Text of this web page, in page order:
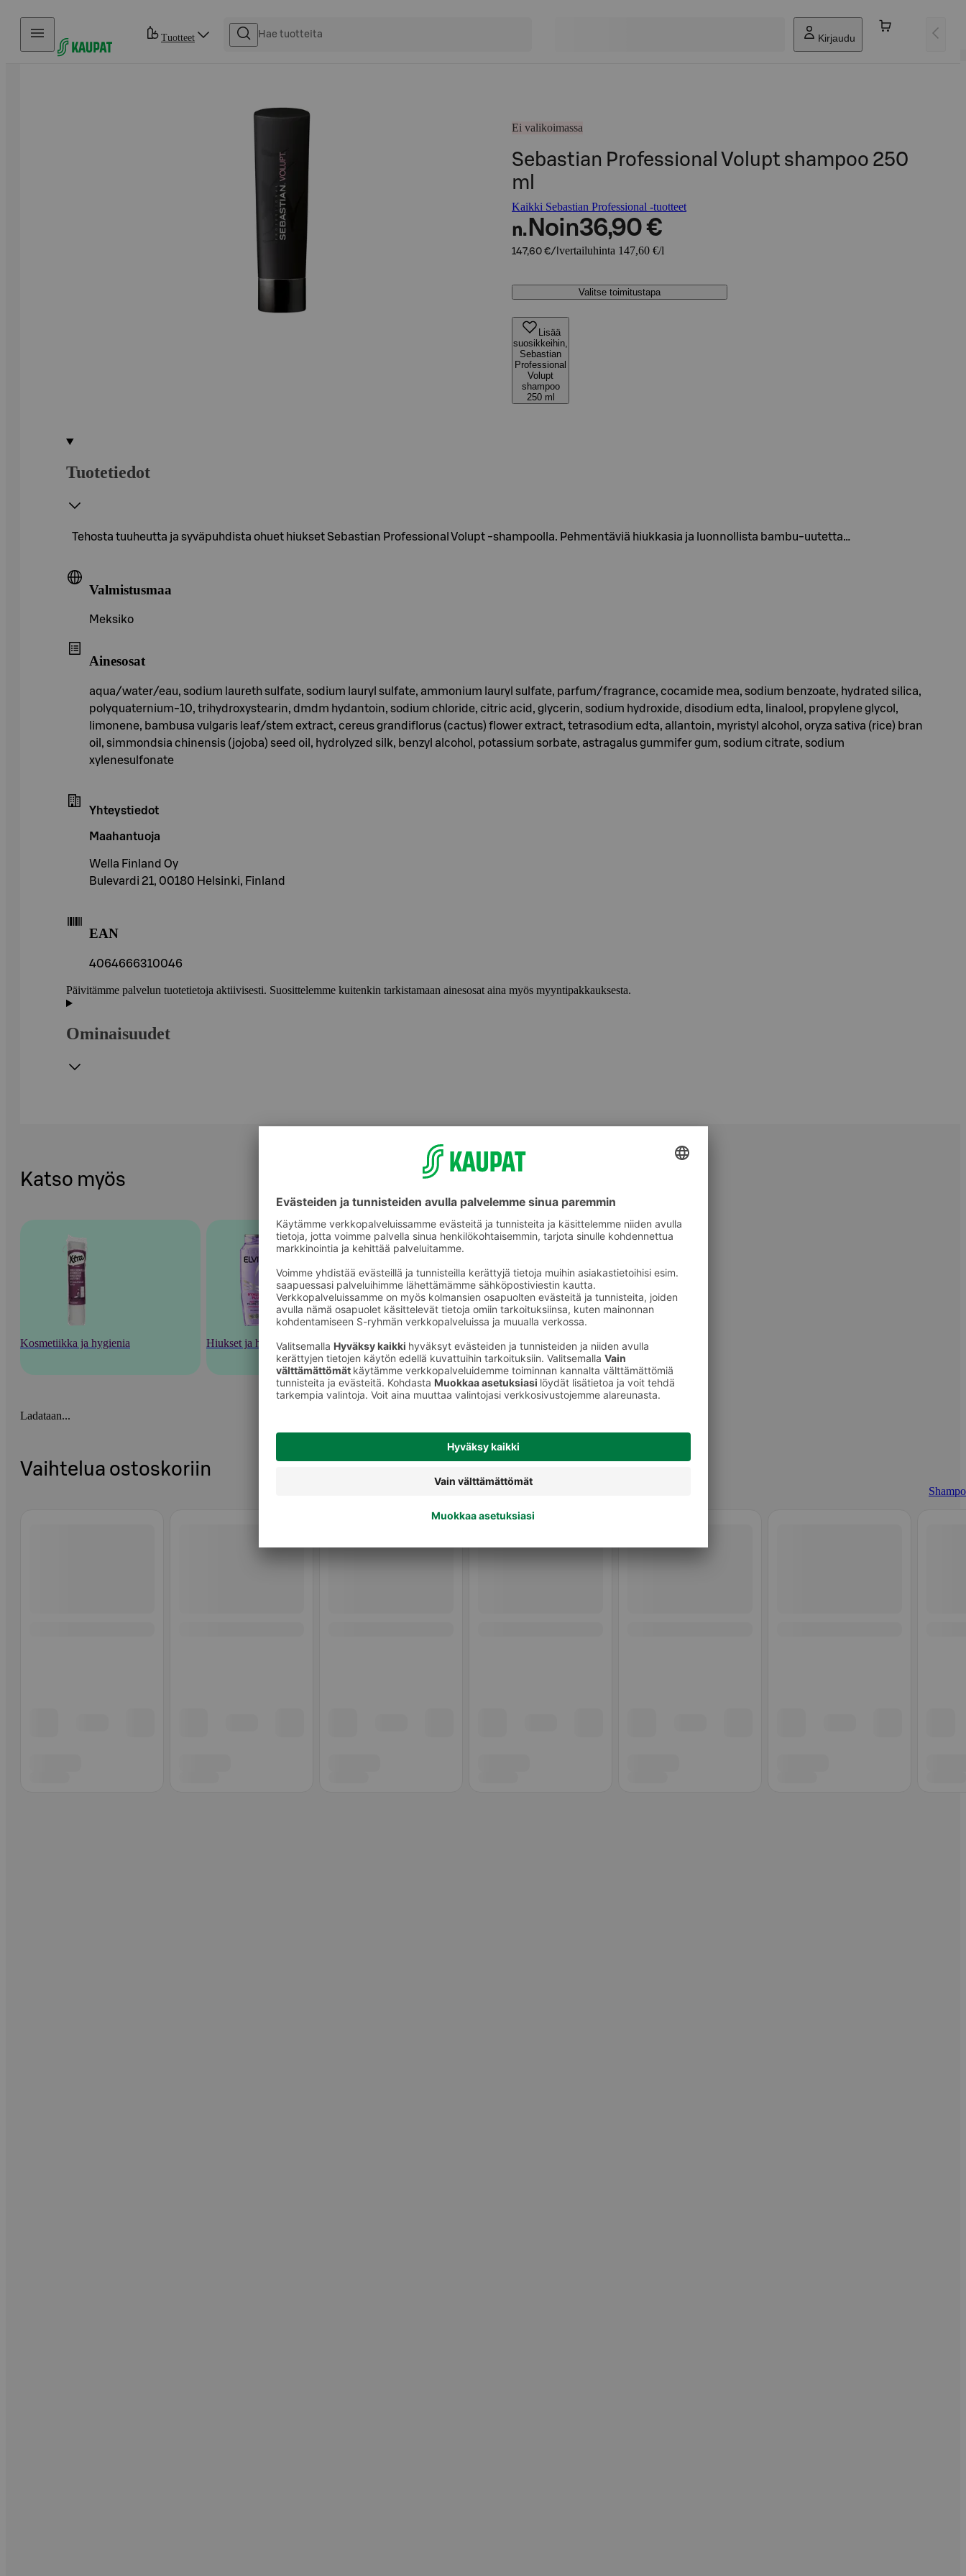
Hyppää sisältöön
Tuotteet Kirjaudu
Ei valikoimassa
Sebastian Professional Volupt shampoo 250
ml
Kaikki Sebastian Professional -tuotteet
n. Noin36,90 €
147,60 €/l vertailuhinta 147,60 €/l
Valitse toimitustapa
Lisää
suosikkeihin,
Sebastian
Professional
Volupt
shampoo
250 ml
Tuotetiedot
Tehosta tuuheutta ja syväpuhdista ohuet hiukset Sebastian Professional Volupt -shampoolla. Pehmentäviä hiukkasia ja luonnollista bambu-uutetta…
Valmistusmaa
Meksiko
Ainesosat
aqua/water/eau, sodium laureth sulfate, sodium lauryl sulfate, ammonium lauryl sulfate, parfum/fragrance, cocamide mea, sodium benzoate, hydrated silica,
polyquaternium-10, trihydroxystearin, dmdm hydantoin, sodium chloride, citric acid, glycerin, sodium hydroxide, disodium edta, linalool, propylene glycol,
limonene, bambusa vulgaris leaf/stem extract, cereus grandiflorus (cactus) flower extract, tetrasodium edta, allantoin, myristyl alcohol, oryza sativa (rice) bran
oil, simmondsia chinensis (jojoba) seed oil, hydrolyzed silk, benzyl alcohol, potassium sorbate, astragalus gummifer gum, sodium citrate, sodium
xylenesulfonate
Yhteystiedot
Maahantuoja
Wella Finland Oy
Bulevardi 21, 00180 Helsinki, Finland
EAN
4064666310046
Päivitämme palvelun tuotetietoja aktiivisesti. Suosittelemme kuitenkin tarkistamaan ainesosat aina myös myyntipakkauksesta.
Ominaisuudet
Katso myös
Kosmetiikka ja hygienia Hiukset ja hiustenhoito Shampoot
Ladataan...
Vaihtelua ostoskoriin